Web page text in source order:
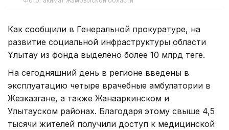
Как сообщили в Генеральной прокуратуре, на
развитие социальной инфраструктуры области
Ұлытау из фонда выделено более 10 млрд теңге.
На сегодняшний день в регионе введены в
эксплуатацию четыре врачебные амбулатории в
Жезказгане, а также Жанааркинском и
Улытауском районах. Благодаря этому свыше 4,5
тысячи жителей получили доступ к медицинской